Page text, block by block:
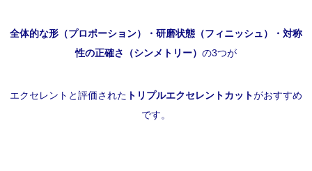
全体的な形（プロポーション）・研磨状態（フィニッシュ）・対称
性の正確さ（シンメトリー） の3つが
エクセレントと評価された トリプルエクセレントカットがおすすめ
です。